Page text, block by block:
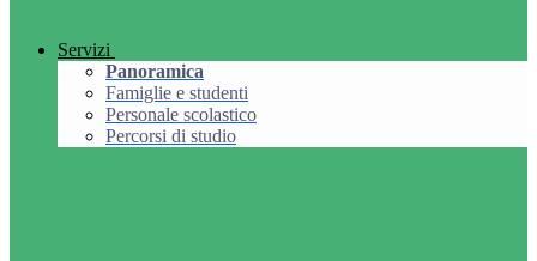
Servizi
Panoramica
Famiglie e studenti
Personale scolastico
Percorsi di studio